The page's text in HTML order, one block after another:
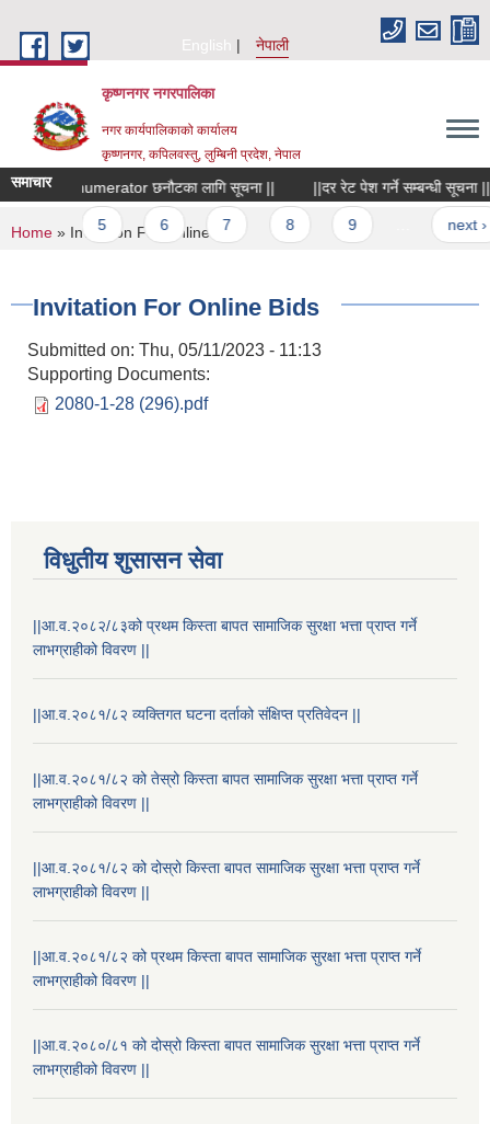
English
नेपाली
कृष्णनगर नगरपालिका
नगर कार्यपालिकाको कार्यालय
कृष्णनगर, कपिलवस्तु, लुम्बिनी प्रदेश, नेपाल
समाचार||Enumerator छनौटका लागि सूचना || ||दर रेट पेश गर्ने सम्बन्धी सूचना ||
4 5 6 next ›
You are here
Home » Invitation For Online Bids
Invitation For Online Bids
Submitted on: Thu, 05/11/2023 - 11:13
Supporting Documents:
2080-1-28 (296).pdf
विधुतीय शुसासन सेवा
||आ.व.२०८२/८३को प्रथम किस्ता बापत सामाजिक सुरक्षा भत्ता प्राप्त गर्ने
लाभग्राहीको विवरण ||
||आ.व.२०८१/८२ व्यक्तिगत घटना दर्ताको संक्षिप्त प्रतिवेदन ||
||आ.व.२०८१/८२ को तेस्रो किस्ता बापत सामाजिक सुरक्षा भत्ता प्राप्त गर्ने
लाभग्राहीको विवरण ||
||आ.व.२०८१/८२ को दोस्रो किस्ता बापत सामाजिक सुरक्षा भत्ता प्राप्त गर्ने
लाभग्राहीको विवरण ||
||आ.व.२०८१/८२ को प्रथम किस्ता बापत सामाजिक सुरक्षा भत्ता प्राप्त गर्ने
लाभग्राहीको विवरण ||
||आ.व.२०८०/८१ को दोस्रो किस्ता बापत सामाजिक सुरक्षा भत्ता प्राप्त गर्ने
लाभग्राहीको विवरण ||